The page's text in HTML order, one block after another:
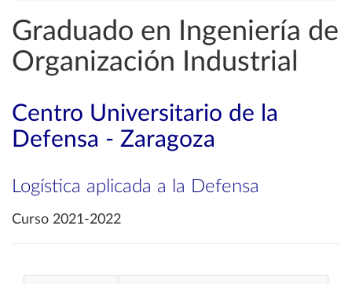
Graduado en Ingeniería de
Organización Industrial
Centro Universitario de la
Defensa - Zaragoza
Logística aplicada a la Defensa
Curso 2021-2022